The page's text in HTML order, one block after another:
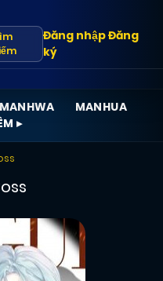
Đăng nhậpĐăng
ký
MANHWA
MANHUA
▸